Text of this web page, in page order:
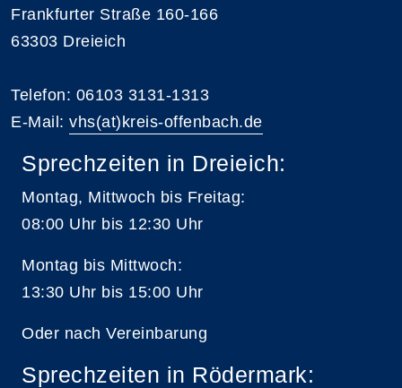
Frankfurter Straße 160-166
63303 Dreieich
Telefon: 06103 3131-1313
E-Mail: vhs(at)kreis-offenbach.de
Sprechzeiten in Dreieich:
Montag, Mittwoch bis Freitag:
08:00 Uhr bis 12:30 Uhr
Montag bis Mittwoch:
13:30 Uhr bis 15:00 Uhr
Oder nach Vereinbarung
Sprechzeiten in Rödermark: